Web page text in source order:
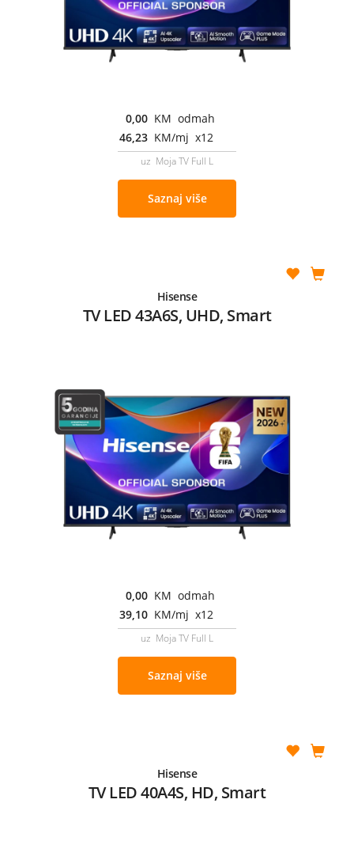
0,00 KM odmah
46,23 KM/mj x12
uz Moja TV Full L
Saznaj više
Hisense
TV LED 43A6S, UHD, Smart
0,00 KM odmah
39,10 KM/mj x12
uz Moja TV Full L
Saznaj više
Hisense
TV LED 40A4S, HD, Smart